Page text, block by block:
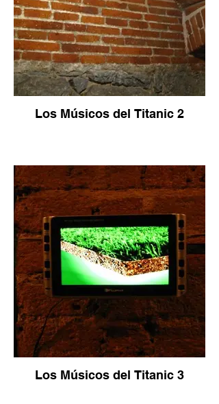
Los Músicos del Titanic 2
Los Músicos del Titanic 3